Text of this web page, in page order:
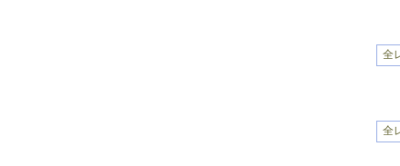
全
全